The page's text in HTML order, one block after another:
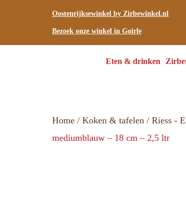
Oostenrijksewinkel by Zirbewinkel.nl
Bezoek onze winkel in Goirle
Eten & drinken
Home / Koken & tafelen / Riess -
mediumblauw – 18 cm – 2,5 ltr